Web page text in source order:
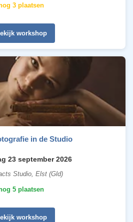
3 plaatsen
workshop
in de Studio
23 september 2026
Studio, Elst (Gld)
5 plaatsen
workshop